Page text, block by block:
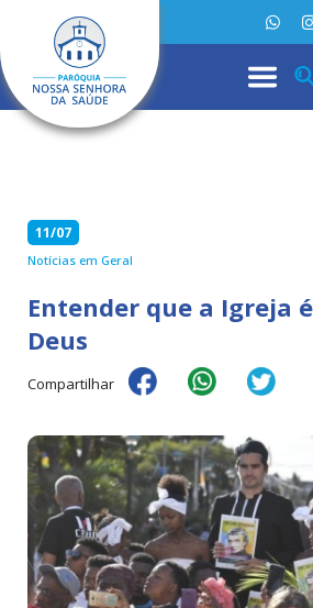
11/07
Notícias em Geral
Entender que a Igreja
Deus
Compartilhar